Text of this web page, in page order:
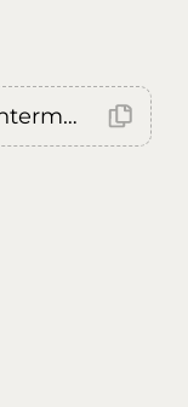
Error: (intermediate value)(intermediate value)(intermediate value).replaceAll is not a function